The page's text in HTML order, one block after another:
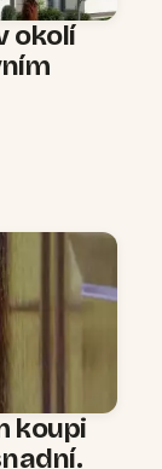
okolí
koupi